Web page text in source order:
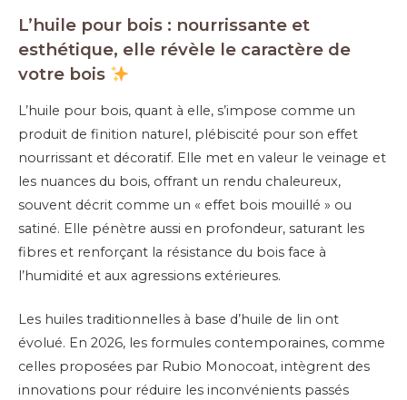
L’huile pour bois : nourrissante et
esthétique, elle révèle le caractère de
votre bois
L’huile pour bois, quant à elle, s’impose comme un
produit de finition naturel, plébiscité pour son effet
nourrissant et décoratif. Elle met en valeur le veinage et
les nuances du bois, offrant un rendu chaleureux,
souvent décrit comme un « effet bois mouillé » ou
satiné. Elle pénètre aussi en profondeur, saturant les
fibres et renforçant la résistance du bois face à
l’humidité et aux agressions extérieures.
Les huiles traditionnelles à base d’huile de lin ont
évolué. En 2026, les formules contemporaines, comme
celles proposées par Rubio Monocoat, intègrent des
innovations pour réduire les inconvénients passés